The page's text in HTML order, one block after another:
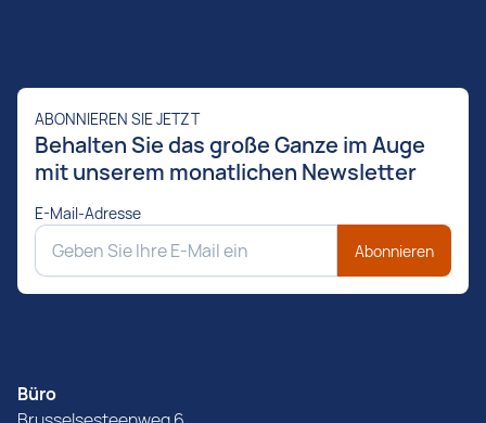
ABONNIEREN SIE JETZT
Behalten Sie das große Ganze im Auge
mit unserem monatlichen Newsletter
E-Mail-Adresse
Abonnieren
Büro